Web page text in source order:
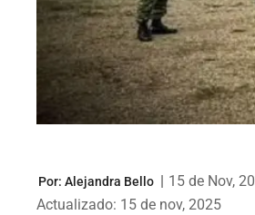
Por: Alejandra Bello | 15 de Nov,
Actualizado: 15 de nov, 2025